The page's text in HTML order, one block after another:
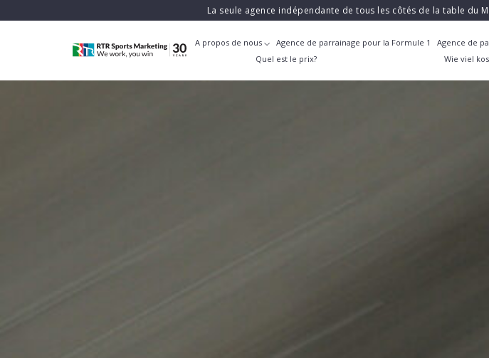
La seule agence indépendante de tous les côtés de la table
A propos de nous Agence de parrainage pour la Formule 1 Agence de
Quel est le prix?
Wie viel